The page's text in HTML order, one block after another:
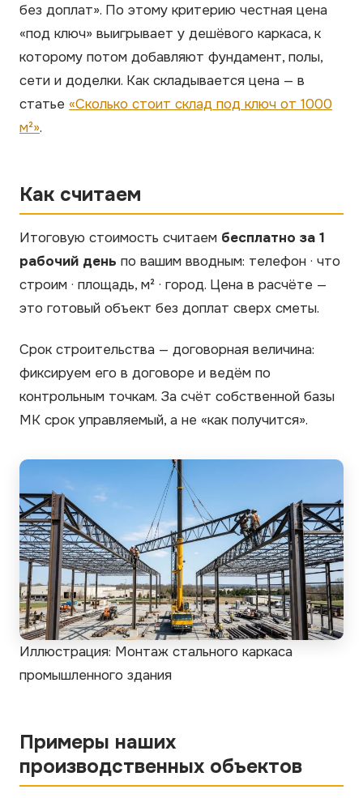
без доплат». По этому критерию честная цена
«под ключ» выигрывает у дешёвого каркаса, к
которому потом добавляют фундамент, полы,
сети и доделки. Как складывается цена — в
статье «Сколько стоит склад под ключ от 1000
м²».
Как считаем
Итоговую стоимость считаем бесплатно за 1
рабочий день по вашим вводным: телефон · что
строим · площадь, м² · город. Цена в расчёте —
это готовый объект без доплат сверх сметы.
Срок строительства — договорная величина:
фиксируем его в договоре и ведём по
контрольным точкам. За счёт собственной базы
МК срок управляемый, а не «как получится».
Иллюстрация: Монтаж стального каркаса
промышленного здания
Примеры наших
производственных объектов